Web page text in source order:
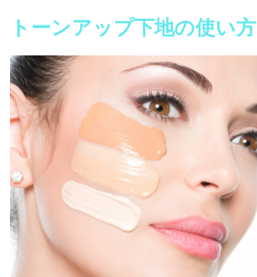
トーンアップ下地の使い方